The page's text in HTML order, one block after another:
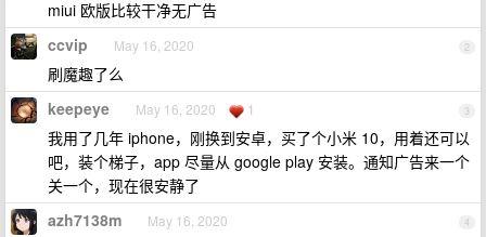
miui 欧版比较干净无广告
2
ccvip May 16, 2020
刷魔趣了么
3
keepeye May 16, 2020 1
我用了几年 iphone，刚换到安卓，买了个小米 10，用着还可以
吧，装个梯子，app 尽量从 google play 安装。通知广告来一个
关一个，现在很安静了
4
azh7138m May 16, 2020